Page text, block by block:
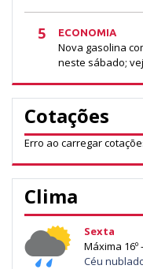
5 ECONOMIA
Nova gasolina
neste sábado;
Cotações
Erro ao carregar
Clima
Sexta
Máxima 16º
Céu